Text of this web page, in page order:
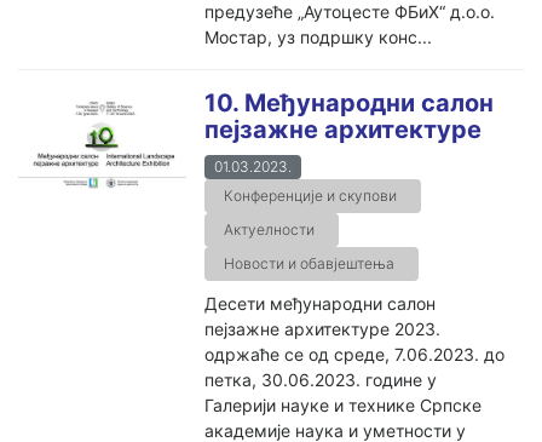
предузеће „Аутоцесте ФБиХ“ д.о.о.
Мостар, уз подршку конс...
10. Међународни салон
пејзажне архитектуре
01.03.2023.
Конференције и скупови
Актуелности
Новости и обавјештења
Десети међународни салон
пејзажне архитектуре 2023.
одржаће се од среде, 7.06.2023. до
петка, 30.06.2023. године у
Галерији науке и технике Српске
академије наука и уметности у